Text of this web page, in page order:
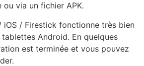
via un fichier APK.
iOS / Firestick fonctionne très bien
Android. En quelques
est terminée et vous pouvez